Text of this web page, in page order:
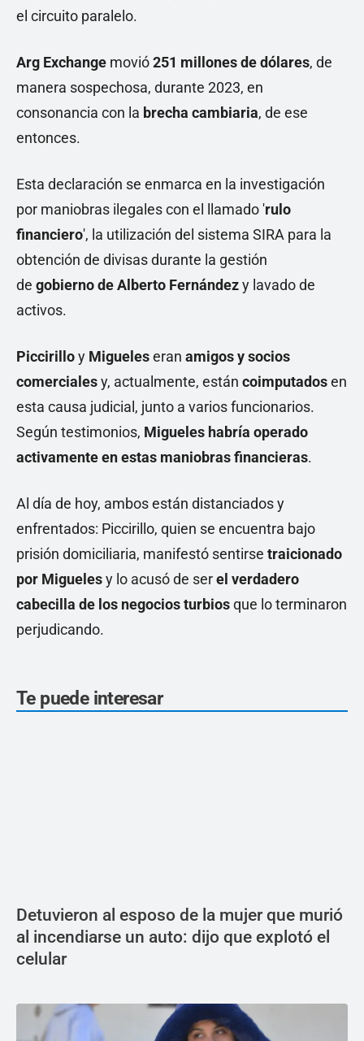
el circuito paralelo.
Arg Exchange movió251 millones de dólares, de
manera sospechosa, durante 2023, en
consonancia con la brecha cambiaria, de ese
entonces.
Esta declaración se enmarca en la investigación
por maniobras ilegales con el llamado 'rulo
financiero', la utilización del sistema SIRA para la
obtención de divisas durante la gestión
de gobierno de Alberto Fernándezy lavado de
activos.
Piccirilloy Migueleseran amigos y socios
comercialesy, actualmente, están coimputadosen
esta causa judicial, junto a varios funcionarios.
Según testimonios, Migueles habría operado
activamente en estas maniobras financieras.
Al día de hoy, ambos están distanciados y
enfrentados: Piccirillo, quien se encuentra bajo
prisión domiciliaria, manifestó sentirse traicionado
por Miguelesy lo acusó de serel verdadero
cabecilla de los negocios turbiosque lo terminaron
perjudicando.
Te puede interesar
Detuvieron al esposo de la mujer que murió
al incendiarse un auto: dijo que explotó el
celular